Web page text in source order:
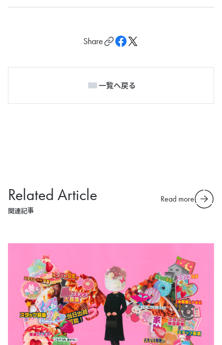
Share
一覧へ戻る
Related Article
関連記事
Read more